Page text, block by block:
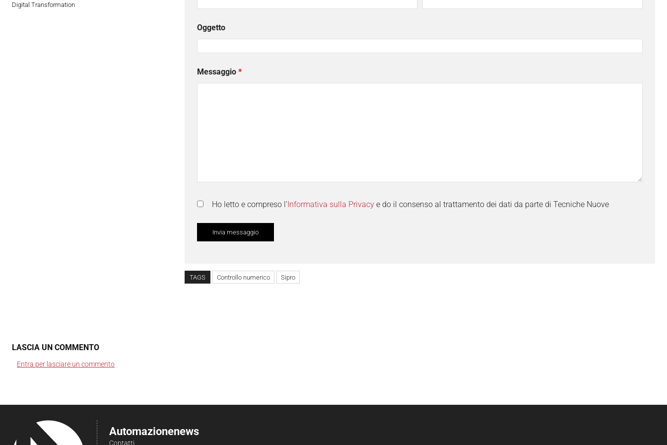
Digital Transformation
Oggetto
Messaggio *
Ho letto e compreso l' Informativa sulla Privacy e do il consenso al trattamento dei dati da parte di Tecniche Nuove
TAGS Controllo numerico Sipro
LASCIA UN COMMENTO
Entra per lasciare un commento
Automazionenews
Contatti